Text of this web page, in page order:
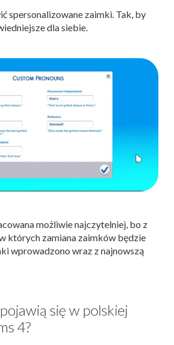
spersonalizowane zaimki. Tak, by
dla siebie.
możliwie najczytelniej, bo z
których zamiana zaimków będzie
wprowadzono wraz z najnowszą
się w polskiej
4?